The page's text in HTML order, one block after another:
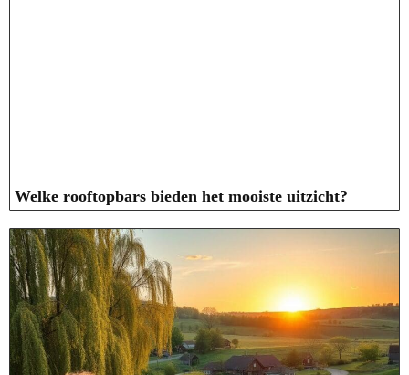
Welke rooftopbars bieden het mooiste uitzicht?